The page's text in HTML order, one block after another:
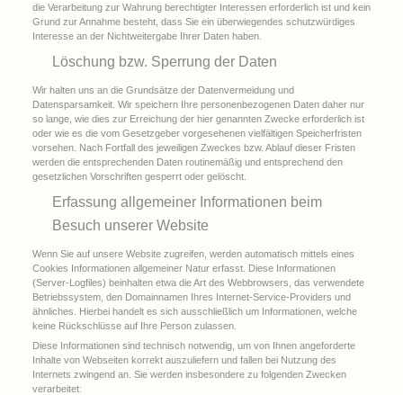
die Verarbeitung zur Wahrung berechtigter Interessen erforderlich ist und kein
Grund zur Annahme besteht, dass Sie ein überwiegendes schutzwürdiges
Interesse an der Nichtweitergabe Ihrer Daten haben.
Löschung bzw. Sperrung der Daten
Wir halten uns an die Grundsätze der Datenvermeidung und
Datensparsamkeit. Wir speichern Ihre personenbezogenen Daten daher nur
so lange, wie dies zur Erreichung der hier genannten Zwecke erforderlich ist
oder wie es die vom Gesetzgeber vorgesehenen vielfältigen Speicherfristen
vorsehen. Nach Fortfall des jeweiligen Zweckes bzw. Ablauf dieser Fristen
werden die entsprechenden Daten routinemäßig und entsprechend den
gesetzlichen Vorschriften gesperrt oder gelöscht.
Erfassung allgemeiner Informationen beim
Besuch unserer Website
Wenn Sie auf unsere Website zugreifen, werden automatisch mittels eines
Cookies Informationen allgemeiner Natur erfasst. Diese Informationen
(Server-Logfiles) beinhalten etwa die Art des Webbrowsers, das verwendete
Betriebssystem, den Domainnamen Ihres Internet-Service-Providers und
ähnliches. Hierbei handelt es sich ausschließlich um Informationen, welche
keine Rückschlüsse auf Ihre Person zulassen.
Diese Informationen sind technisch notwendig, um von Ihnen angeforderte
Inhalte von Webseiten korrekt auszuliefern und fallen bei Nutzung des
Internets zwingend an. Sie werden insbesondere zu folgenden Zwecken
verarbeitet: